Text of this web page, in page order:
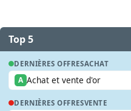
Top 5
DERNIÈRES OFFRESACHAT
A Achat et vente d'or
DERNIÈRES OFFRESVENTE